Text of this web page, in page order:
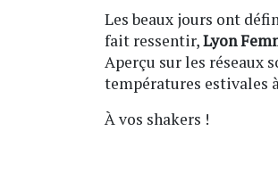
Les beaux jours ont
fait ressentir,Lyon
Aperçu sur les réseaux
températures estivales
À vos shakers !